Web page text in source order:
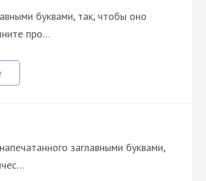
буквами, так, чтобы оно
про…
заглавными буквами,